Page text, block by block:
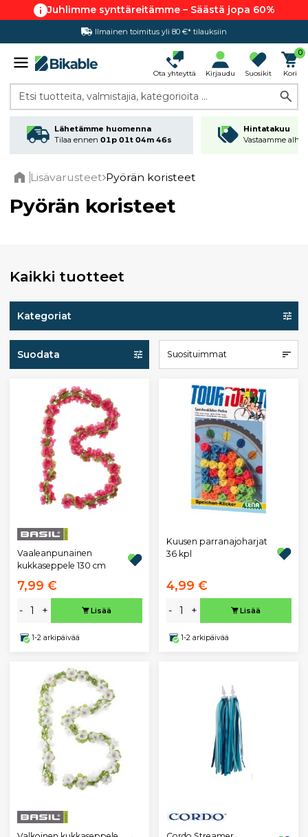
Juhlimme synttäreitämme – Säästä jopa 60%
Hintatakuu
Ota yhteyttä Kirjaudu Suosikit
0
Kori
Etsi tuotteita, valmistajia, kategorioita ...
Lähetämme huomenna
Tilaa ennen 01p 01t 04m 46s
Hintatakuu
Vastaamme
Lisävarusteet Pyörän koristeet
Pyörän koristeet
Kaikki tuotteet
Kategoriat
Suodata Suosituimmat
Vaaleanpunainen
kukkaseppele 130 cm
7,99 €
- + Lisää
1-2 arkipäivää
Kuusen parranajoharjat
36 kpl
4,99 €
- + Lisää
1-2 arkipäivää